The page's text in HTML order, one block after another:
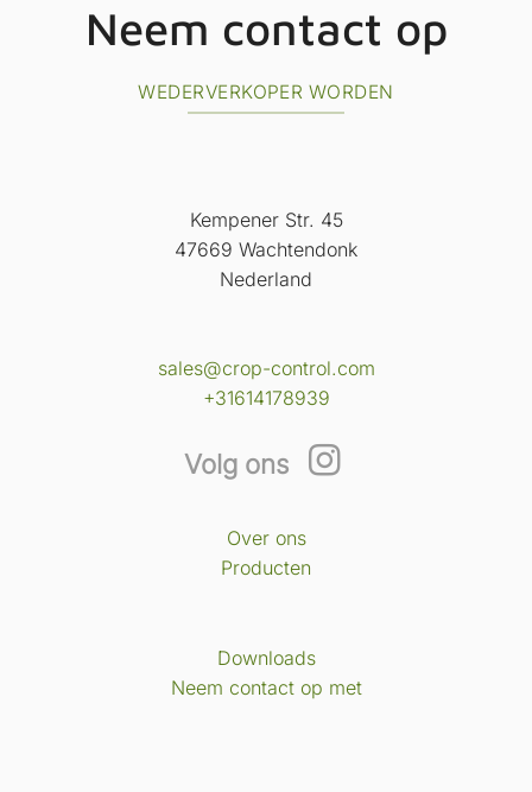
Neem contact op
WEDERVERKOPER WORDEN
Kempener Str. 45
47669 Wachtendonk
Nederland
sales@crop-control.com
+31614178939
Volg ons
Over ons
Producten
Downloads
Neem contact op met